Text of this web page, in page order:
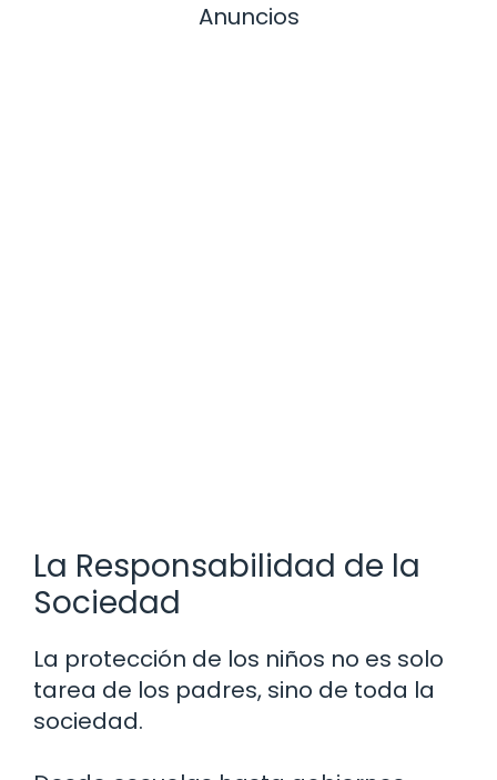
Anuncios
La Responsabilidad de la
Sociedad
La protección de los niños no es solo
tarea de los padres, sino de toda la
sociedad.